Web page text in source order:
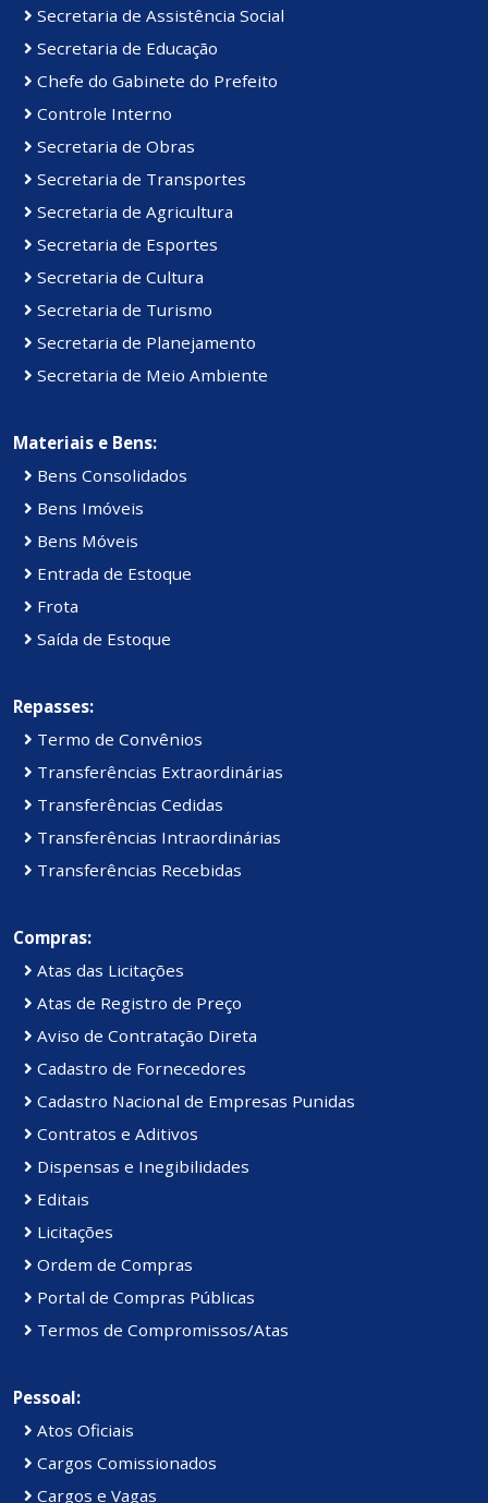
Secretaria de Assistência Social
Secretaria de Educação
Chefe do Gabinete do Prefeito
Controle Interno
Secretaria de Obras
Secretaria de Transportes
Secretaria de Agricultura
Secretaria de Esportes
Secretaria de Cultura
Secretaria de Turismo
Secretaria de Planejamento
Secretaria de Meio Ambiente
Materiais e Bens:
Bens Consolidados
Bens Imóveis
Bens Móveis
Entrada de Estoque
Frota
Saída de Estoque
Repasses:
Termo de Convênios
Transferências Extraordinárias
Transferências Cedidas
Transferências Intraordinárias
Transferências Recebidas
Compras:
Atas das Licitações
Atas de Registro de Preço
Aviso de Contratação Direta
Cadastro de Fornecedores
Cadastro Nacional de Empresas Punidas
Contratos e Aditivos
Dispensas e Inegibilidades
Editais
Licitações
Ordem de Compras
Portal de Compras Públicas
Termos de Compromissos/Atas
Pessoal:
Atos Oficiais
Cargos Comissionados
Cargos e Vagas